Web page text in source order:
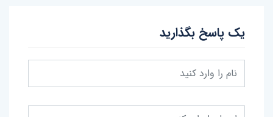
یک پاسخ بگذارید